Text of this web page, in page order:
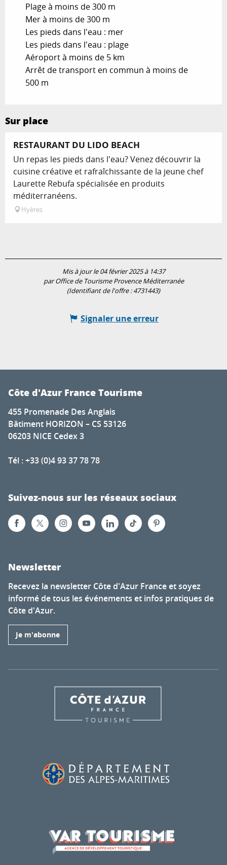
Plage à moins de 300 m
Mer à moins de 300 m
Les pieds dans l'eau : mer
Les pieds dans l'eau : plage
Aéroport à moins de 5 km
Arrêt de transport en commun à moins de
500 m
Sur place
RESTAURANT DU LIDO BEACH
Un repas les pieds dans l'eau? Venez découvrir la
cuisine créative et rafraîchissante de la jeune chef
Laurette Rebufa spécialisée en produits
méditerranéens.
Hyères
Mis à jour le 04 février 2025 à 14:37
par Office de Tourisme Provence Méditerranée
(Identifiant de l'offre :4731443)
Signaler une erreur
Côte d'Azur France Tourisme
455 Promenade Des Anglais
Bâtiment HORIZON – CS 53126
06203 NICE Cedex 3
Tél : +33 (0)4 93 37 78 78
Suivez-nous sur les réseaux sociaux
Newsletter
Recevez la newsletter Côte d'Azur France et soyez
informé de tous les événements et infos pratiques de
Côte d'Azur.
Je m'abonne